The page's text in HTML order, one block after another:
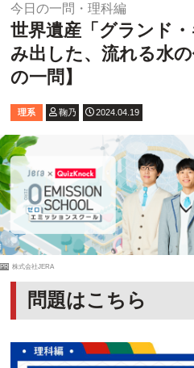
今日の一問・理科編
世界遺産「グランド
み出した、流れる水
の一問】
理系 鞠乃 2024.04.19
PR 株式会社JERA
問題はこちら